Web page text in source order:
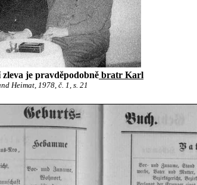
je pravděpodobně bratr Karl
Heimat, 1978, č. 1, s. 21